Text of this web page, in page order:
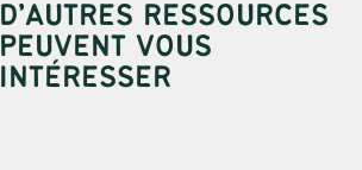
D’AUTRES RESSOURCES
PEUVENT VOUS
INTÉRESSER